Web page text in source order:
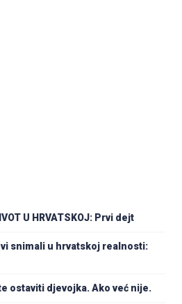
U HRVATSKOJ: Prvi dejt
snimali u hrvatskoj realnosti:
ostaviti djevojka. Ako već nije.